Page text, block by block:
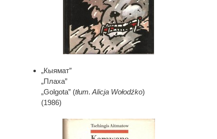
„Кыямат”
„Плаха”
„Golgota” (tłum. Alicja Wołodźko)
(1986)